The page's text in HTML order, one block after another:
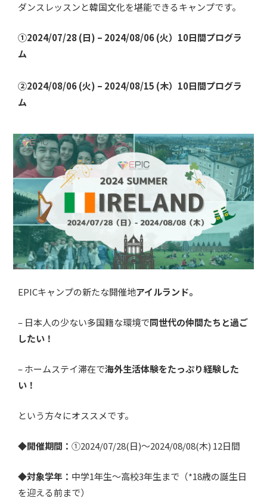
ダンスレッスンと韓国文化を堪能できるキャンプです。
①2024/07/28 (日) – 2024/08/06 (火）10日間プログラ
ム
②2024/08/06 (火) – 2024/08/15 (木）10日間プログラ
ム
EPICキャンプの新たな開催地アイルランド。
– 日本人の少ない多国籍な環境で同世代の仲間たちと過ご
したい！
– ホームステイ滞在で海外生活体験をたっぷり経験した
い！
という方々にオススメです。
◆開催期間：①2024/07/28(日)〜2024/08/08(木) 12日間
◆対象学年： 中学1年生〜高校3年生まで（*18歳の誕生日
を迎える前まで）